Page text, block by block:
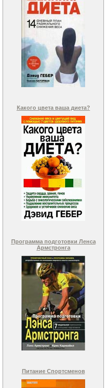
Какого цвета ваша диета?
Программа подготовки Ленса
Армстронга
Питание Спортсменов